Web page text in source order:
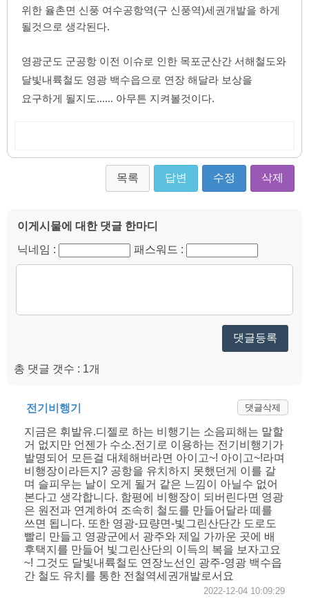
위한 율촌면 신풍 여수공항역(구 신풍역)세권개발을 하게
될것으로 생각된다.
영광군도 군공항 이전 이슈로 인한 목포군산간 서해철도와
달빛내륙철도 영광 백수읍으로 연장 해달라 보상을
요구하게 될지도...... 아무튼 지켜볼것이다.
목록 답변 수정 삭제
이게시물에 대한 댓글 한마디
닉네임 :
패스워드 :
댓글등록
총 댓글 갯수 : 1개
전기비행기
지금은 휘발유.디젤로 하는 비행기는 소음피해는 말할
거 없지만 언젠가 수소.전기로 이용하는 전기비행기가
발명되어 모든걸 대체해버라면 아이고~! 아이고~!라며
비행장이라든지? 공항을 유치하지 못했던게 이를 갈
며 슬피우는 날이 오게 될거 같은 느낌이 아닐수 없어
본다고 생각합니다. 함평에 비행장이 되버린다면 영광
은 원전과 연계하여 조속히 철도를 만들어달라 떼를
쓰면 됩니다. 또한 영광-묘량면-빛그린산단간 도로도
빨리 만들고 영광군에서 광주와 제일 가까운 곳에 배
후택지를 만들어 빛그린산단의 이득의 복을 보자고요
~! 그것도 달빛내륙철도 연장노선인 광주-영광 백수읍
간 철도 유치를 통한 전철역세권개발로서요
2022-12-04 10:09:29
댓글삭제